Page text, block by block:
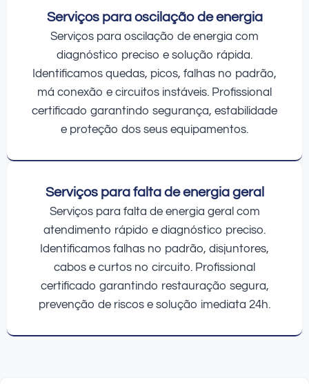
Serviços para oscilação de energia
Serviços para oscilação de energia com
diagnóstico preciso e solução rápida.
Identificamos quedas, picos, falhas no padrão,
má conexão e circuitos instáveis. Profissional
certificado garantindo segurança, estabilidade
e proteção dos seus equipamentos.
Serviços para falta de energia geral
Serviços para falta de energia geral com
atendimento rápido e diagnóstico preciso.
Identificamos falhas no padrão, disjuntores,
cabos e curtos no circuito. Profissional
certificado garantindo restauração segura,
prevenção de riscos e solução imediata 24h.